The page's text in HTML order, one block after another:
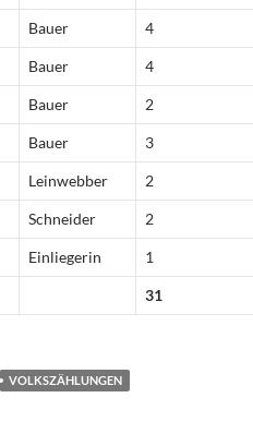
Bauer 4
Bauer 4
Bauer 2
Bauer 3
Leinwebber 2
Schneider 2
Einliegerin 1
31
VOLKSZÄHLUNGEN